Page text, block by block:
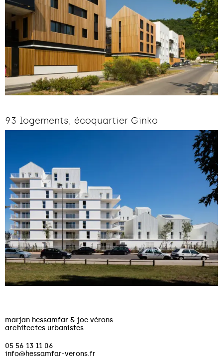
93 logements, écoquartier Ginko
marjan hessamfar & joe vérons
architectes urbanistes
05 56 13 11 06
info@hessamfar-verons.fr